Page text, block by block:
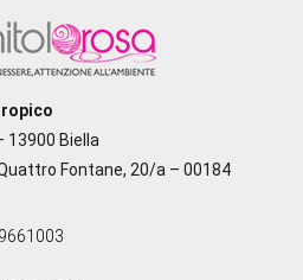
13900 Biella
Fontane, 20/a – 00184